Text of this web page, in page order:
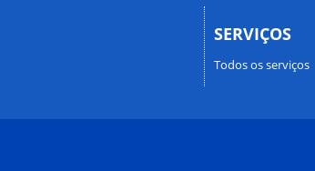
SERVIÇOS
Todos os serviços